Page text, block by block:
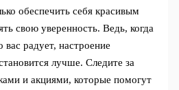
обеспечить себя красивым
свою уверенность. Ведь, когда
вас радует, настроение
лучше. Следите за
и акциями, которые помогут